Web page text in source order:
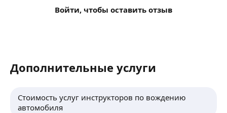
Войти, чтобы оставить отзыв
Дополнительные услуги
Стоимость услуг инструкторов по вождению
автомобиля